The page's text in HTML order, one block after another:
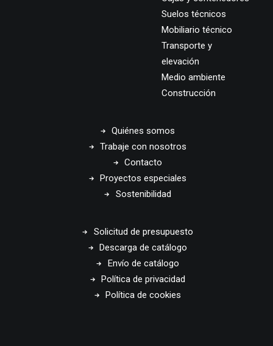
Suelos técnicos
Mobiliario técnico
Transporte y
elevación
Medio ambiente
Construcción
Quiénes somos
Trabaje con nosotros
Contacto
Proyectos especiales
Sostenibilidad
Solicitud de presupuesto
Descarga de catálogo
Envío de catálogo
Política de privacidad
Política de cookies